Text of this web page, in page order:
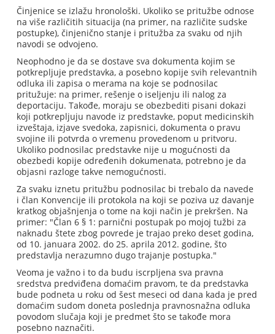
Činjenice se izlažu hronološki. Ukoliko se pritužbe odnose
na više različitih situacija (na primer, na različite sudske
postupke), činjenično stanje i pritužba za svaku od njih
navodi se odvojeno.
Neophodno je da se dostave sva dokumenta kojim se
potkrepljuje predstavka, a posebno kopije svih relevantnih
odluka ili zapisa o merama na koje se podnosilac
pritužuje: na primer, rešenje o iseljenju ili nalog za
deportaciju. Takođe, moraju se obezbediti pisani dokazi
koji potkrepljuju navode iz predstavke, poput medicinskih
izveštaja, izjave svedoka, zapisnici, dokumenta o pravu
svojine ili potvrda o vremenu provedenom u pritvoru.
Ukoliko podnosilac predstavke nije u mogućnosti da
obezbedi kopije određenih dokumenata, potrebno je da
objasni razloge takve nemogućnosti.
Za svaku iznetu pritužbu podnosilac bi trebalo da navede
i član Konvencije ili protokola na koji se poziva uz davanje
kratkog objašnjenja o tome na koji način je prekršen. Na
primer: "Član 6 § 1: parnični postupak po mojoj tužbi za
naknadu štete zbog povrede je trajao preko deset godina,
od 10. januara 2002. do 25. aprila 2012. godine, što
predstavlja nerazumno dugo trajanje postupka."
Veoma je važno i to da budu iscrpljena sva pravna
sredstva predviđena domaćim pravom, te da predstavka
bude podneta u roku od šest meseci od dana kada je pred
domaćim sudom doneta poslednja pravnosnažna odluka
povodom slučaja koji je predmet što se takođe mora
posebno naznačiti.